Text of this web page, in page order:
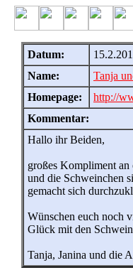
Datum:
Name:
Tanja
Homepage:
http://
Kommentar:
Hallo ihr Beiden,
großes Kompliment an
und die Schweinchen
gemacht sich
Wünschen euch noch
Glück mit den
Tanja, Janina und die